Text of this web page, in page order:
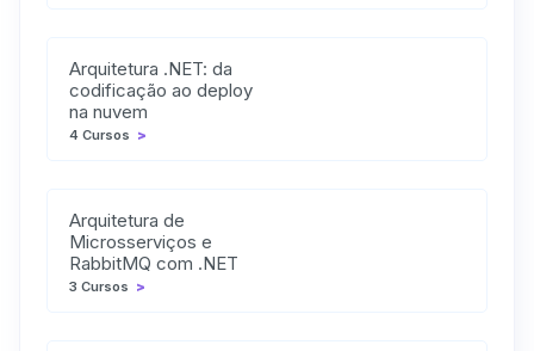
Arquitetura .NET: da
codificação ao deploy
na nuvem
4 Cursos >
Arquitetura de
Microsserviços e
RabbitMQ com .NET
3 Cursos >